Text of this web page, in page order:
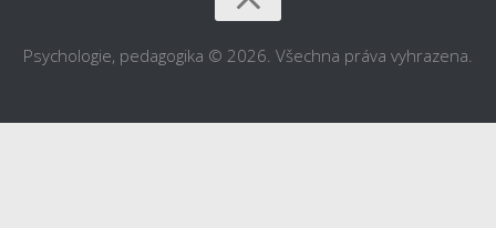
Psychologie, pedagogika © 2026. Všechna práva vyhrazena.